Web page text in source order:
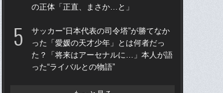
の正体「正直、まさか…と」
サッカー“日本代表の司令塔”が勝てなか
った「愛媛の天才少年」とは何者だっ
た？「将来はアーセナルに…」本人が語
った“ライバルとの物語”